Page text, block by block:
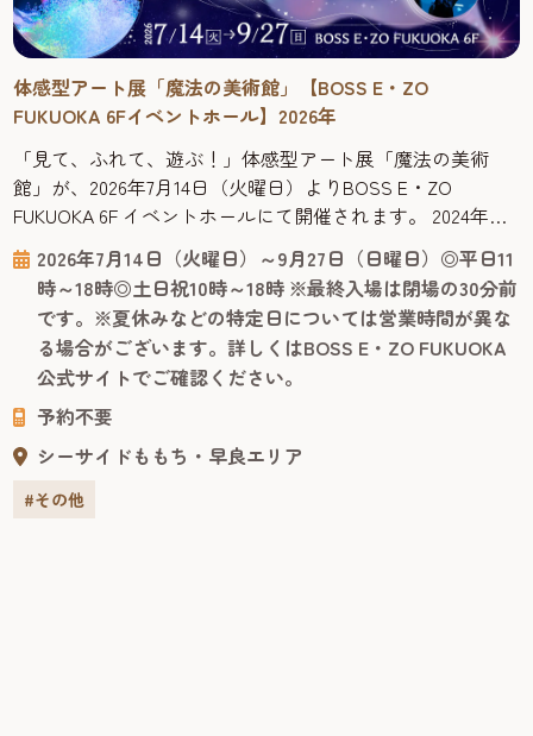
体感型アート展「魔法の美術館」【BOSS E・ZO
FUKUOKA 6Fイベントホール】2026年
「見て、ふれて、遊ぶ！」体感型アート展「魔法の美術
館」が、2026年7月14日（火曜日）よりBOSS E・ZO
FUKUOKA 6F イベントホールにて開催されます。 2024年に
大好評を博した本展が、内容をさらにパワーアップして再
登場。子どもから大人まで、世代を問わず夢中になれる、
学びと楽しさが融合した体験型ミュージアムです。 展示室
に一歩足を踏み入れると、そこは光とアートが織りなす不
思議...
2026年7月14日（火曜日）～9月27日（日曜日）◎平日11
時～18時◎土日祝10時～18時 ※最終入場は閉場の30分前
です。※夏休みなどの特定日については営業時間が異な
る場合がございます。詳しくはBOSS E・ZO FUKUOKA
公式サイトでご確認ください。
予約不要
シーサイドももち・早良エリア
#その他